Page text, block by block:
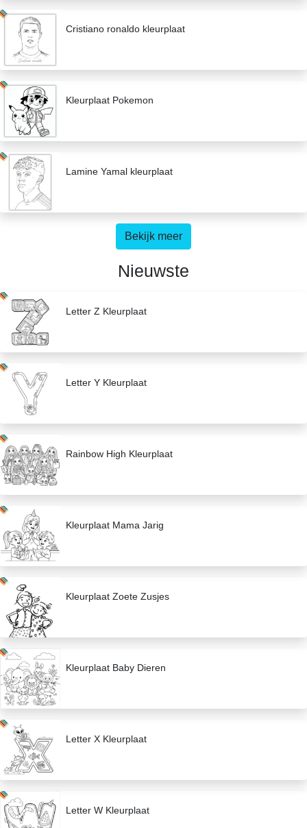
Cristiano ronaldo kleurplaat
Kleurplaat Pokemon
Lamine Yamal kleurplaat
Bekijk meer
Nieuwste
Letter Z Kleurplaat
Letter Y Kleurplaat
Rainbow High Kleurplaat
Kleurplaat Mama Jarig
Kleurplaat Zoete Zusjes
Kleurplaat Baby Dieren
Letter X Kleurplaat
Letter W Kleurplaat